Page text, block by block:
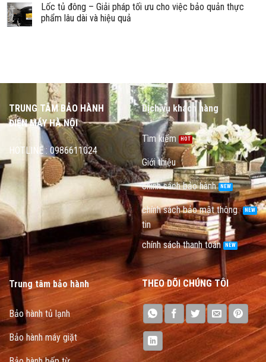
Lốc tủ đông – Giải pháp tối ưu cho việc bảo quản thực
phẩm lâu dài và hiệu quả
TRUNG TÂM BẢO HÀNH
ĐIỆN MÁY HÀ NỘI
HOTLINE : 0986611024
Dịch vụ khách hàng
Tìm kiếm
Giới thiệu
chính sách bảo hành
chính sách bảo mật thông
tin
chính sách thanh toán
Trung tâm bảo hành
Bảo hành tủ lạnh
Bảo hành máy giặt
THEO DÕI CHÚNG TÔI